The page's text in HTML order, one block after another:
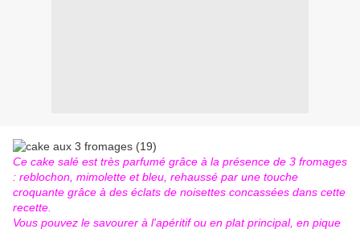
Ce cake salé est très parfumé grâce à la présence de 3 fromages
: reblochon, mimolette et bleu, rehaussé par une touche
croquante grâce à des éclats de noisettes concassées dans cette
recette.
Vous pouvez le savourer à l'apéritif ou en plat principal, en pique